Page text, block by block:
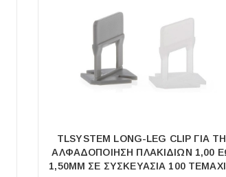
TLSYSTEM LONG-LEG CLIP ΓΙΑ
ΑΛΦΑΔΟΠΟΙΗΣΗ ΠΛΑΚΙΔΙΩΝ 1,00
1,50MM ΣΕ ΣΥΣΚΕΥΑΣΙΑ 100